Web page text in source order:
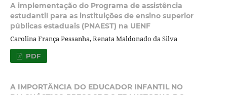
A implementação do Programa de assistência
estudantil para as instituições de ensino superior
públicas estaduais (PNAEST) na UENF
Carolina França Pessanha, Renata Maldonado da Silva
PDF
A IMPORTÂNCIA DO EDUCADOR INFANTIL NO